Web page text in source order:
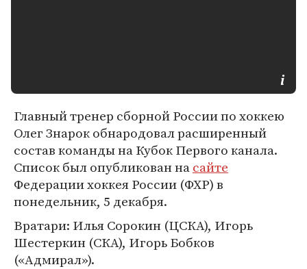
Главный тренер сборной России по хоккею
Олег Знарок обнародовал расширенный
состав команды на Кубок Первого канала.
Список был опубликован насайте
Федерации хоккея России (ФХР) в
понедельник, 5 декабря.
Вратари: Илья Сорокин (ЦСКА), Игорь
Шестеркин (СКА), Игорь Бобков
(«Адмирал»).